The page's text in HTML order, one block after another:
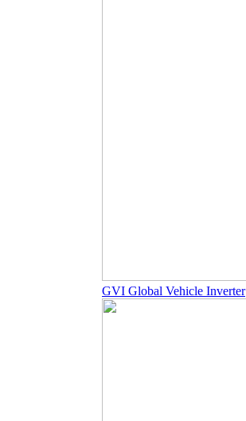
GVI Global Vehicle Inverter